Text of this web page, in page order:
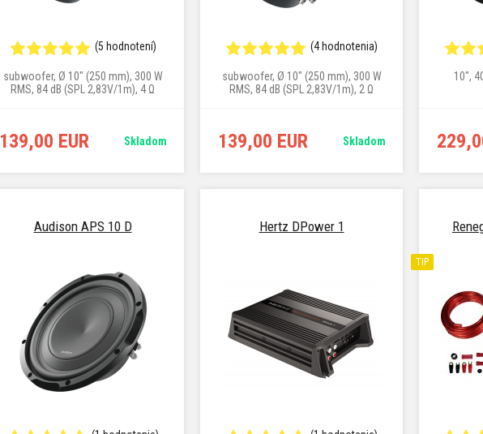
(5 hodnotení)
subwoofer, Ø 10" (250 mm), 300 W
RMS, 84 dB (SPL 2,83V/1m), 4 Ω
139,00 EUR Skladom
(4 hodnotenia)
subwoofer, Ø 10" (250 mm), 300 W
RMS, 84 dB (SPL 2,83V/1m), 2 Ω
139,00 EUR Skladom
10",
Audison APS 10 D Hertz DPower 1
TIP